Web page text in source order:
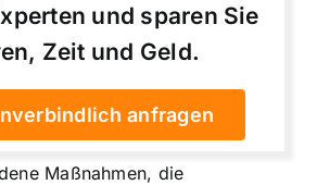
und sparen Sie
Zeit und Geld.
anfragen
Maßnahmen, die